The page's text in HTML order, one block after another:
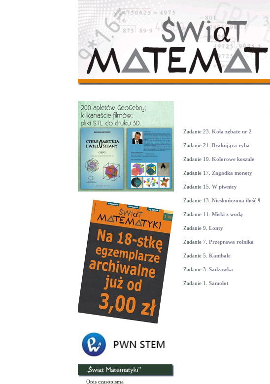
Opis czasopisma
Zadanie 23. Koła zębate nr 2
Zadanie 21. Brakująca ryba
Zadanie 19. Kolorowe koszule
Zadanie 17. Zagadka monety
Zadanie 15. W piwnicy
Zadanie 13. Nieskończona ilość 9
Zadanie 11. Miski z wodą
Zadanie 9. Lonty
Zadanie 7. Przeprawa rolnika
Zadanie 5. Kanibale
Zadanie 3. Sadzawka
Zadanie 1. Samolot